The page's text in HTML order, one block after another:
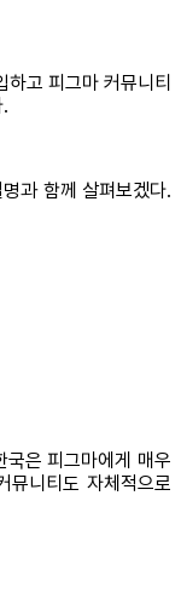
고 피그마 커뮤니티
과 함께 살펴보겠다.
은 피그마에게 매우
니티도 자체적으로